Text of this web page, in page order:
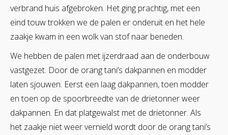
verbrand huis afgebroken. Het ging prachtig, met een
eind touw trokken we de palen er onderuit en het hele
zaakje kwam in een wolk van stof naar beneden.
We hebben de palen met ijzerdraad aan de onderbouw
vastgezet. Door de orang tani’s dakpannen en modder
laten sjouwen. Eerst een laag dakpannen, toen modder
en toen op de spoorbreedte van de drietonner weer
dakpannen. En dat platgewalst met de drietonner. Als
het zaakje niet weer vernield wordt door de orang tani’s